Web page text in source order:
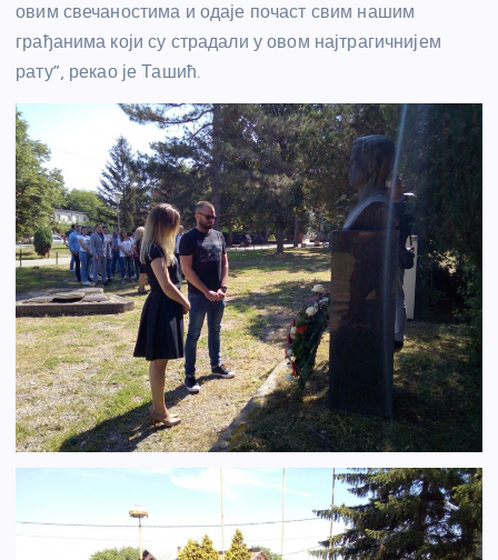
овим свечаностима и одаје почаст свим нашим
грађанима који су страдали у овом најтрагичнијем
рату”, рекао је Ташић.